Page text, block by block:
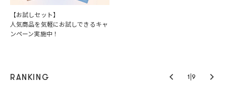
【お試しセット】
人気商品を気軽にお試しできるキャ
ンペーン実施中！
RANKING 1|9